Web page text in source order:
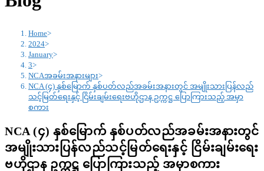
Home>
2024>
January>
3>
NCAအခမ်းအနားများ>
NCA (၄) နှစ်မြောက် နှစ်ပတ်လည်အခမ်းအနားတွင် အမျိုးသားပြန်လည်
သင့်မြတ်ရေးနှင့် ငြိမ်းချမ်းရေးဗဟိုဌာန ဥက္ကဋ္ဌ ပြောကြားသည့် အမှာ
စကား
NCA (၄) နှစ်မြောက် နှစ်ပတ်လည်အခမ်းအနားတွင်
အမျိုးသားပြန်လည်သင့်မြတ်ရေးနှင့် ငြိမ်းချမ်းရေး
ဗဟိုဌာန ဥက္ကဋ္ဌ ပြောကြားသည့် အမှာစကား